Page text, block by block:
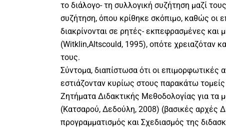
το διάλογο- τη συλλογική συζήτηση μαζί
συζήτηση, όπου κρίθηκε σκόπιμο, καθώς οι
διακρίνονται σε ρητές- εκπεφρασμένες και
(Witklin,Altscοuld, 1995), οπότε χρειαζόταν
τους.
Σύντομα, διαπίστωσα ότι οι
εστιάζονταν κυρίως στους παρακάτω τομείς
Ζητήματα Διδακτικής Μεθοδολογίας για τα
(Κατσαρού, Δεδούλη, 2008) (βασικές αρχές
προγραμματισμός και Σχεδιασμός της